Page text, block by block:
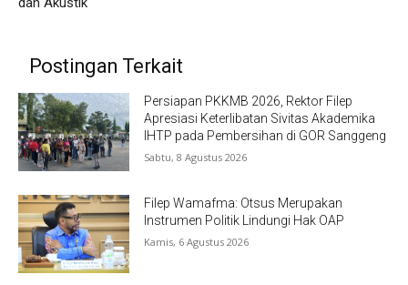
Postingan Terkait
Persiapan PKKMB 2026, Rektor Filep
Apresiasi Keterlibatan Sivitas Akademika
IHTP pada Pembersihan di GOR Sanggeng
Sabtu, 8 Agustus 2026
Filep Wamafma: Otsus Merupakan
Instrumen Politik Lindungi Hak OAP
Kamis, 6 Agustus 2026